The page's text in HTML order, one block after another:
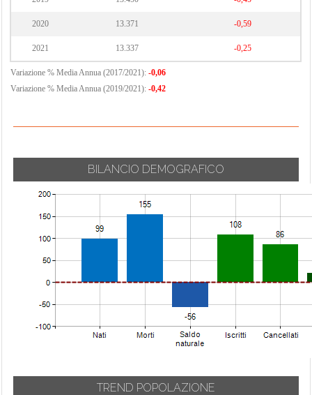
2020 13.371 -0,59
2021 13.337 -0,25
Variazione % Media Annua (2017/2021): -0,06
Variazione % Media Annua (2019/2021): -0,42
BILANCIO DEMOGRAFICO
TREND POPOLAZIONE